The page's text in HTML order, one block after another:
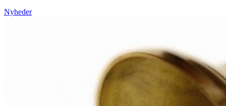
Nyheder